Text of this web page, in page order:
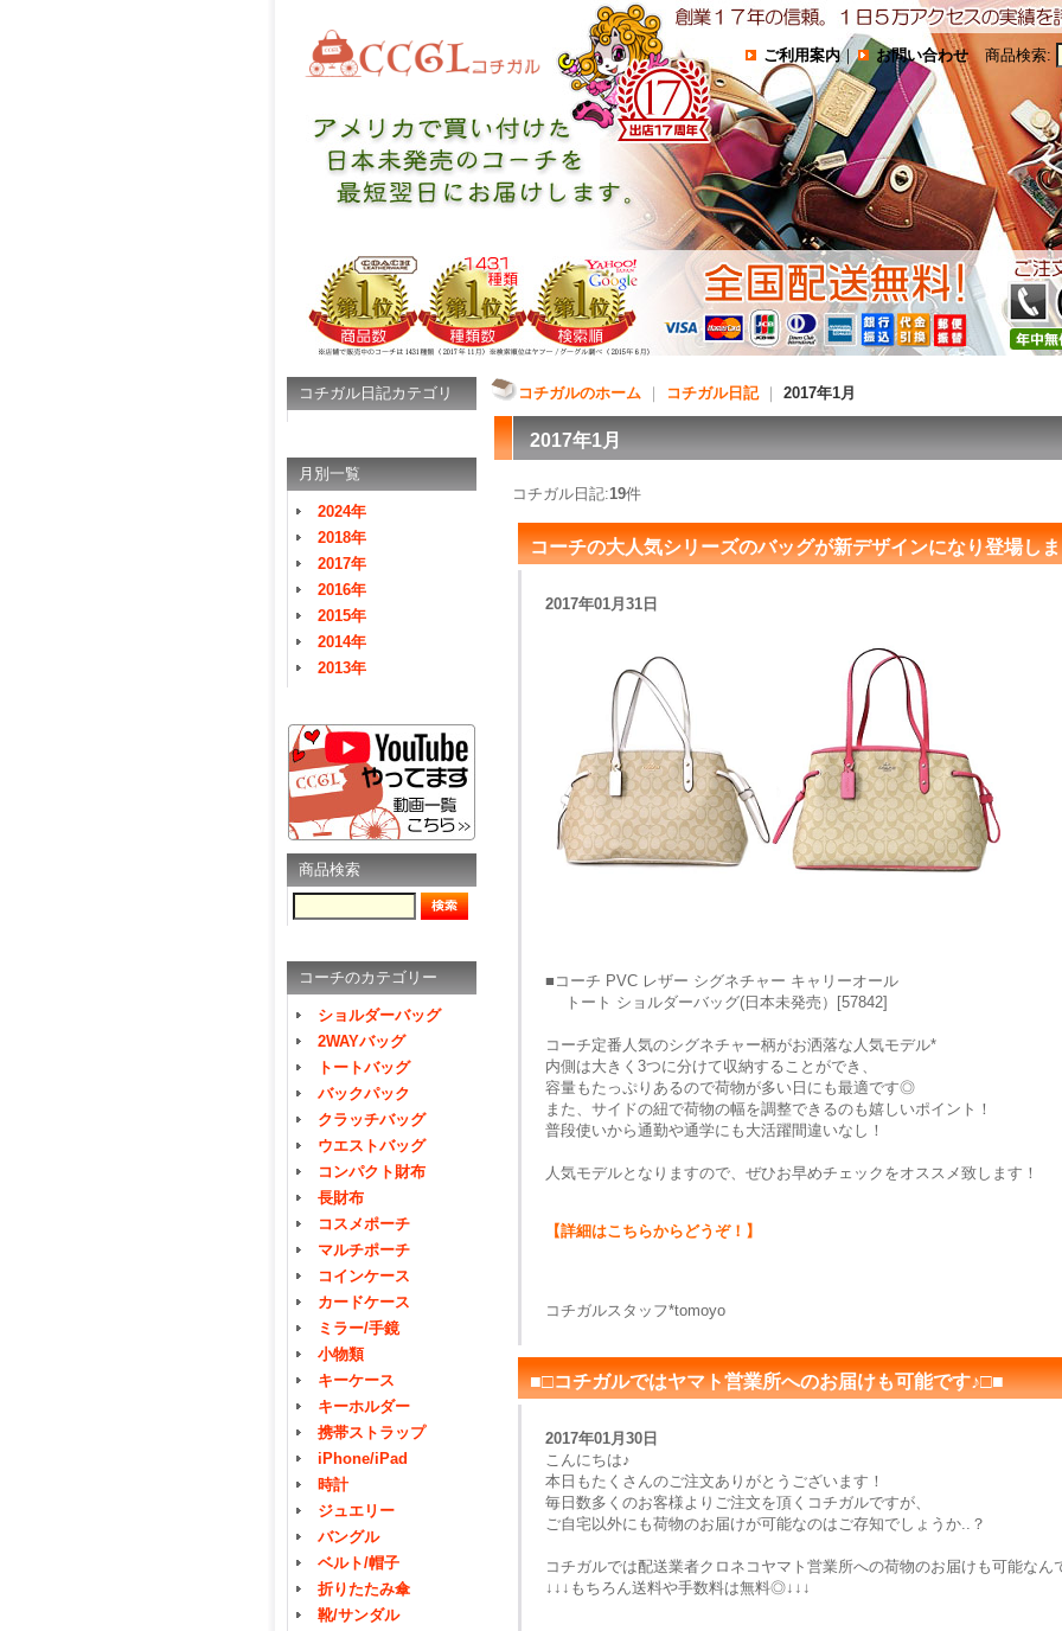
ご利用案内｜ お問い合わせ 商品検索:
コチガル日記カテゴリ
月別一覧
2024年
2018年
2017年
2016年
2015年
2014年
2013年
商品検索
コーチのカテゴリー
ショルダーバッグ
2WAYバッグ
トートバッグ
バックパック
クラッチバッグ
ウエストバッグ
コンパクト財布
長財布
コスメポーチ
マルチポーチ
コインケース
カードケース
ミラー/手鏡
小物類
キーケース
キーホルダー
携帯ストラップ
iPhone/iPad
時計
ジュエリー
バングル
ベルト/帽子
折りたたみ傘
靴/サンダル
コチガルのホーム コチガル日記｜ 2017年1月
2017年1月
コチガル日記:19件
コーチの大人気シリーズのバッグが新デザインになり登場し
2017年01月31日
■コーチ PVC レザー シグネチャー キャリーオール
トート ショルダーバッグ(日本未発売）[57842]
コーチ定番人気のシグネチャー柄がお洒落な人気モデル*
内側は大きく3つに分けて収納することができ、
容量もたっぷりあるので荷物が多い日にも最適です◎
また、サイドの紐で荷物の幅を調整できるのも嬉しいポイント！
普段使いから通勤や通学にも大活躍間違いなし！
人気モデルとなりますので、ぜひお早めチェックをオススメ致します！
【詳細はこちらからどうぞ！】
コチガルスタッフ*tomoyo
■□コチガルではヤマト営業所へのお届けも可能です♪□■
2017年01月30日
こんにちは♪
本日もたくさんのご注文ありがとうございます！
毎日数多くのお客様よりご注文を頂くコチガルですが、
ご自宅以外にも荷物のお届けが可能なのはご存知でしょうか..？
コチガルでは配送業者クロネコヤマト営業所への荷物のお届けも可能なん
↓↓↓もちろん送料や手数料は無料◎↓↓↓